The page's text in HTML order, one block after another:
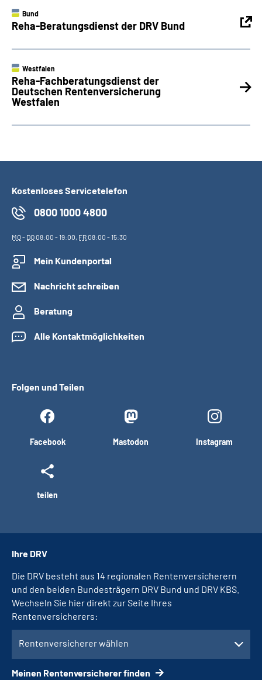
Bund
Reha-Beratungsdienst der DRV Bund
Westfalen
Reha-Fachberatungsdienst der
Deutschen Rentenversicherung
Westfalen
Kostenloses Servicetelefon
0800 1000 4800
MO- DO08:00 - 19:00, FR08:00 - 15:30
Mein Kundenportal
Nachricht schreiben
Beratung
Alle Kontaktmöglichkeiten
Folgen und Teilen
Facebook Mastodon Instagram
teilen
Ihre DRV
Die DRV besteht aus 14 regionalen Rentenversicherern
und den beiden Bundesträgern DRV Bund und DRV KBS.
Wechseln Sie hier direkt zur Seite Ihres
Rentenversicherers:
Rentenversicherer wählen
Meinen Rentenversicherer finden